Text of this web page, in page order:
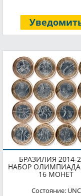
БРАЗИЛИЯ 2014-
НАБОР
16 МОНЕТ
Состояние: UNC